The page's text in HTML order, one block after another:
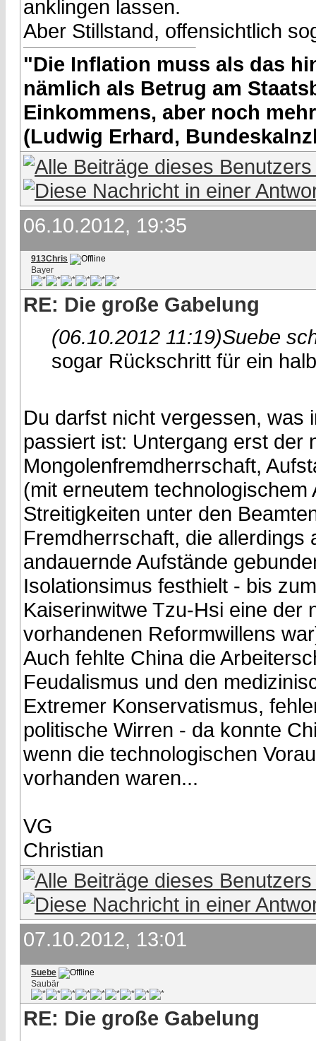
anklingen lassen.
Aber Stillstand, offensichtlich
"Die Inflation muss als das
nämlich als Betrug am
Einkommens, aber noch
(Ludwig Erhard,
06.10.2012, 19:35
913Chris
Bayer
RE: Die große Gabelung
(06.10.2012 11:19)Suebe
sogar Rückschritt für ein
Du darfst nicht vergessen, was
passiert ist: Untergang erst der
Mongolenfremdherrschaft,
(mit erneutem
Streitigkeiten unter den
Fremdherrschaft, die
andauernde Aufstände
Isolationsimus festhielt - bis
Kaiserinwitwe Tzu-Hsi eine der
vorhandenen Reformwillens
Auch fehlte China die
Feudalismus und den
Extremer Konservatismus,
politische Wirren - da konnte
wenn die technologischen
vorhanden waren...
VG
Christian
07.10.2012, 13:01
Suebe
Saubär
RE: Die große Gabelung